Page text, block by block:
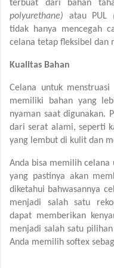
terbuat dari bahan
polyurethane) atau PUL
tidak hanya mencegah
celana tetap fleksibel dan
Kualitas Bahan
Celana untuk
memiliki bahan yang
nyaman saat digunakan.
dari serat alami, seperti
yang lembut di kulit dan
Anda bisa memilih
yang pastinya akan
diketahui bahwasannya
menjadi salah satu
dapat memberikan
menjadi salah satu
Anda memilih softex